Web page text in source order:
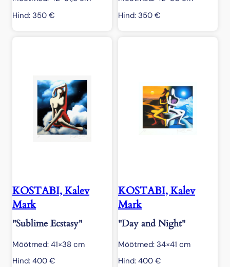
Hind: 350 €
Hind: 350 €
KOSTABI, Kalev
Mark
"Sublime Ecstasy"
Mõõtmed: 41×38 cm
Hind: 400 €
KOSTABI, Kalev
Mark
"Day and Night"
Mõõtmed: 34×41 cm
Hind: 400 €